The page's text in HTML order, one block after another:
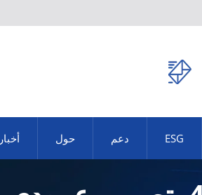
حول دعم ESG